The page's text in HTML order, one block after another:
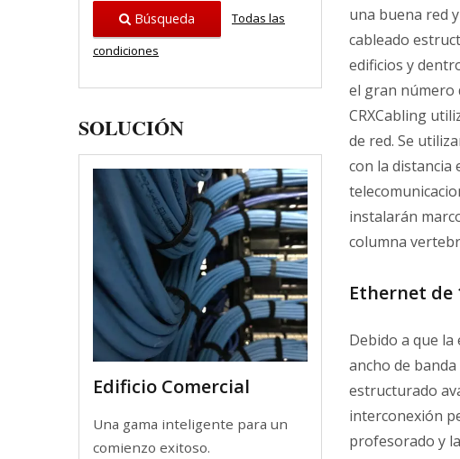
Búsqueda
Todas las
condiciones
SOLUCIÓN
Edificio Comercial
Una gama inteligente para un
comienzo exitoso.
una buena red
cableado
edificios y
el gran número
CRXCabling
de red. Se
con la distancia
instalarán
columna
Ethernet de
Debido a que
ancho de
estructurado
interconexión
profesorado y